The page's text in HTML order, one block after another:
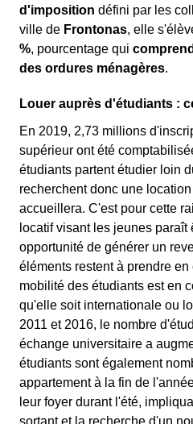
d'imposition défini par les
ville de Frontonas, elle
%, pourcentage qui
des ordures ménagères.
Louer auprès d'étudiants :
En 2019, 2,73 millions
supérieur ont été
étudiants partent étudier loin
recherchent donc une
accueillera. C'est pour cette
locatif visant les jeunes paraît
opportunité de générer un
éléments restent à prendre en
mobilité des étudiants est en
qu'elle soit internationale ou
2011 et 2016, le nombre
échange universitaire a
étudiants sont également
appartement à la fin de
leur foyer durant l'été,
sortant et la recherche d'un